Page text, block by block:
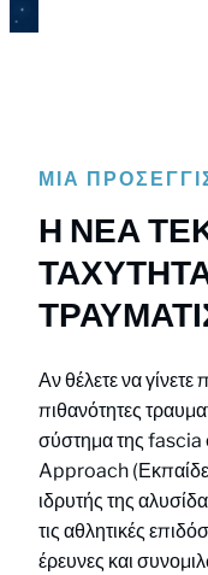
ΜΙΑ
Η ΝΕΑ
Αν θέλετε να γίνετε
πιθανότητες
σύστημα της fascia
Approach
ιδρυτής της
τις αθλητικές
έρευνες και